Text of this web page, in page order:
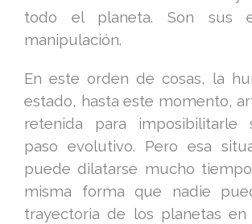
todo el planeta. Son sus
manipulación.
En este orden de cosas, la
estado, hasta este momento,
retenida para imposibilitarle
paso evolutivo. Pero esa
puede dilatarse mucho
misma forma que nadie
trayectoria de los planetas en